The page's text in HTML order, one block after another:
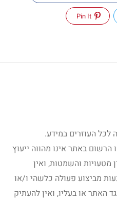
Pin It
לכל העוזרים במידע.
באתר אינו מהווה ייעוץ
מטעויות והשמטות, ואין
מביצוע פעולה כלשהי ו/או
או בעליו, ואין להעתיק